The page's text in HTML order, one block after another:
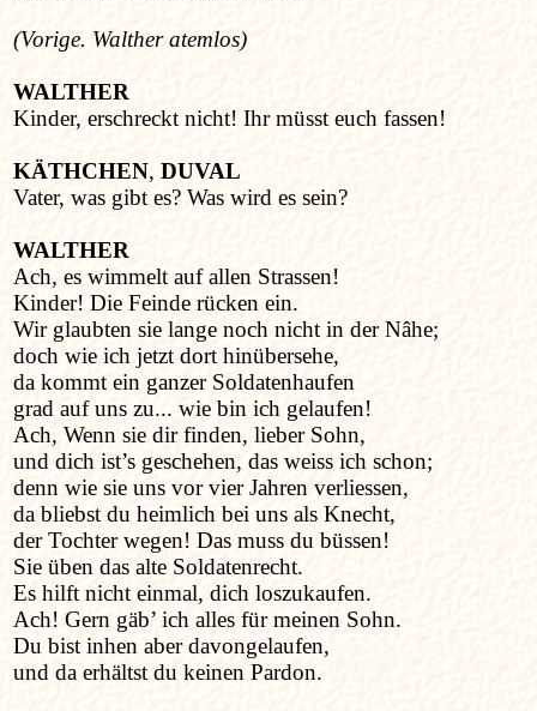
(Vorige. Walther atemlos)
WALTHER
Kinder, erschreckt nicht! Ihr müsst euch fassen!
KÄTHCHEN, DUVAL
Vater, was gibt es? Was wird es sein?
WALTHER
Ach, es wimmelt auf allen Strassen!
Kinder! Die Feinde rücken ein.
Wir glaubten sie lange noch nicht in der Nâhe;
doch wie ich jetzt dort hinübersehe,
da kommt ein ganzer Soldatenhaufen
grad auf uns zu... wie bin ich gelaufen!
Ach, Wenn sie dir finden, lieber Sohn,
und dich ist’s geschehen, das weiss ich schon;
denn wie sie uns vor vier Jahren verliessen,
da bliebst du heimlich bei uns als Knecht,
der Tochter wegen! Das muss du büssen!
Sie üben das alte Soldatenrecht.
Es hilft nicht einmal, dich loszukaufen.
Ach! Gern gäb’ ich alles für meinen Sohn.
Du bist inhen aber davongelaufen,
und da erhältst du keinen Pardon.